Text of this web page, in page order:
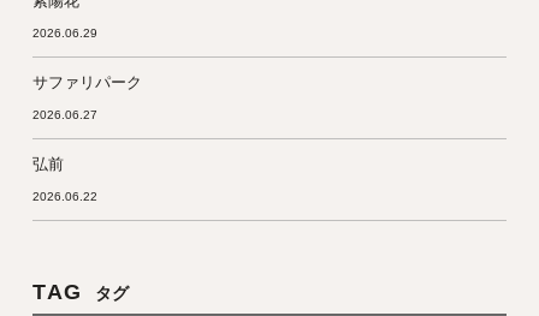
2026.06.29
サファリパーク
2026.06.27
弘前
2026.06.22
TAG タグ